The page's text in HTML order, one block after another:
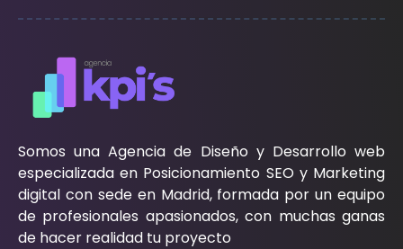
Somos una Agencia de Diseño y Desarrollo web
especializada en Posicionamiento SEO y Marketing
digital con sede en Madrid, formada por un equipo
de profesionales apasionados, con muchas ganas
de hacer realidad tu proyecto